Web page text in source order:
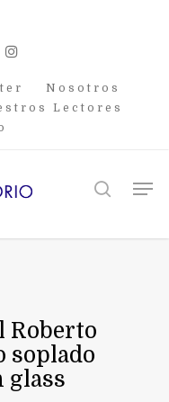
instagram
Nosotros
Lectores
search
Roberto
soplado
glass